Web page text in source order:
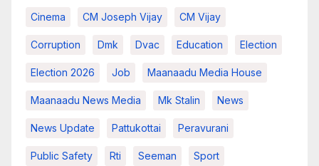
Cinema CM Joseph Vijay CM Vijay
Corruption Dmk Dvac Education Election
Election 2026 Job Maanaadu Media House
Maanaadu News Media Mk Stalin News
News Update Pattukottai Peravurani
Public Safety Rti Seeman Sport